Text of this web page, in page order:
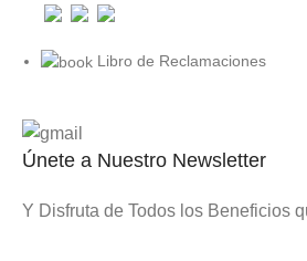
Libro de Reclamaciones
Únete a Nuestro Newsletter
Y Disfruta de Todos los Beneficios